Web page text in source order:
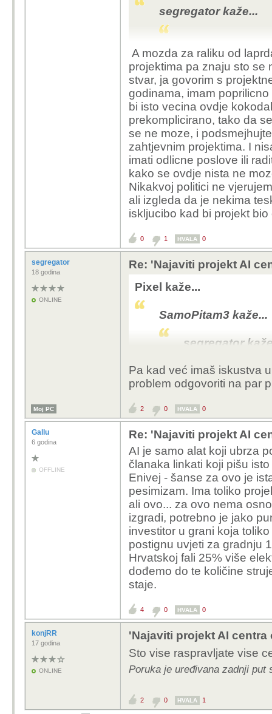
I da, ne
pokupio od AI
nisu sve
sve ima ili nema i
vecina
izgleda bez AI
Znači generalno
se to napravi i kod
segregator kaže...
Naravno, i kad
skeptike napadali
Pa dobro, mozda je mlad, vjeruje u
bio mlad. Oni su dijelili svima,
dobio, doslovno nista, dok su
u Irskoj napravio vise nego u 20
vise sigurno radio. Ali ok. Neki
A mozda za raliku od
projektima pa znaju sto se
stvar, ja govorim s
godinama, imam
bi isto vecina ovdje
prekomplicirano, tako da
se ne moze, i
zahtjevnim projektima. I
imati odlicne poslove ili
kako se ovdje nista ne
Nikakvoj politici ne
ali izgleda da je nekima
iskljucibo kad bi projekt
0 1 HVALA 0
segregator
18 godina
ONLINE
Re: 'Najaviti projekt AI
Pixel kaže...
SamoPitam3 kaže...
segregator
Naravno, i
Pa dobro, mozda je mlad,
dok sam bio mlad. Oni su
budala. Nikada nista
nisam pokupio i otisao. I u
Da sam otisao prije 20
neki kasnije, bitno je da ne
A mozda za raliku od
ozbiljnim projektima
nadrobe je druga
dugo nisam, barem
podrucjima koja
kokodakala kako se
slobodno
podsmejhujte se
imati odlicne poslove
Nikakvoj politici ne
rekao , ali izgleda da
Pricam iskljucibo kad
Pa kad već imaš iskustva
problem odgovoriti na par
Moj PC 2 0 HVALA 0
Gallu
6 godina
OFFLINE
Re: 'Najaviti projekt AI
AI je samo alat koji ubrza
članaka linkati koji pišu
Enivej - šanse za ovo je
pesimizam. Ima toliko
ali ovo... za ovo nema
izgradi, potrebno je jako
investitor u grani koja
postignu uvjeti za gradnju
Hrvatskoj fali 25% više
dođemo do te količine
staje.
4 0 HVALA 0
konjRR
17 godina
ONLINE
'Najaviti projekt AI
Sto vise raspravljate vise
Poruka je uređivana zadnji put
2 0 HVALA 1